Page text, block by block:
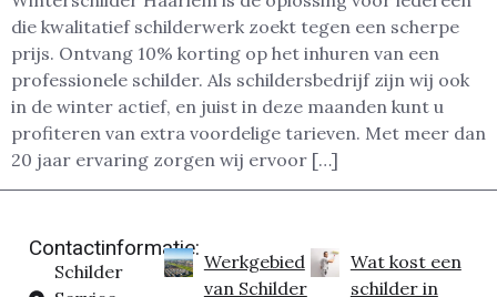
die kwalitatief schilderwerk zoekt tegen een scherpe
prijs. Ontvang 10% korting op het inhuren van een
professionele schilder. Als schildersbedrijf zijn wij ook
in de winter actief, en juist in deze maanden kunt u
profiteren van extra voordelige tarieven. Met meer dan
20 jaar ervaring zorgen wij ervoor […]
Contactinformatie:
Schilder
Werkgebied
van Schilder
Wat kost een
schilder in